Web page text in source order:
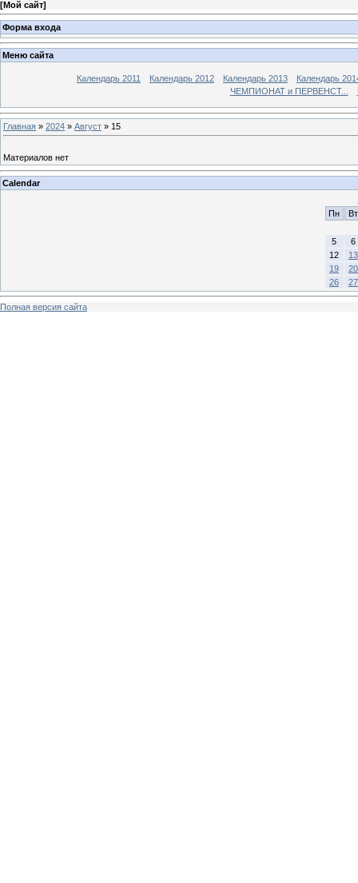
[Мой сайт]
Форма входа
Меню сайта
Календарь 2011 Календарь 2012 Календарь 2013
Календарь
ЧЕМПИОНАТ и ПЕРВЕНСТ...
Главная » 2024 » Август » 15
Материалов нет
Calendar
Пн
Вт
5
6
12
13
19
20
26
27
Полная версия сайта